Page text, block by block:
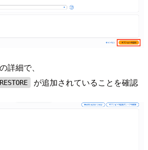
詳細で、
が追加されていることを確認